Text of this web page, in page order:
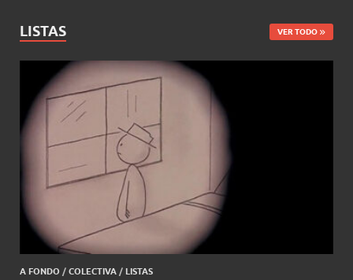
LISTAS VER TODO
A FONDO / COLECTIVA / LISTAS